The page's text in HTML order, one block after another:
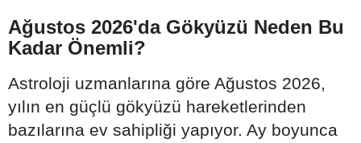
Ağustos 2026'da Gökyüzü Neden Bu
Kadar Önemli?
Astroloji uzmanlarına göre Ağustos 2026,
yılın en güçlü gökyüzü hareketlerinden
bazılarına ev sahipliği yapıyor. Ay boyunca